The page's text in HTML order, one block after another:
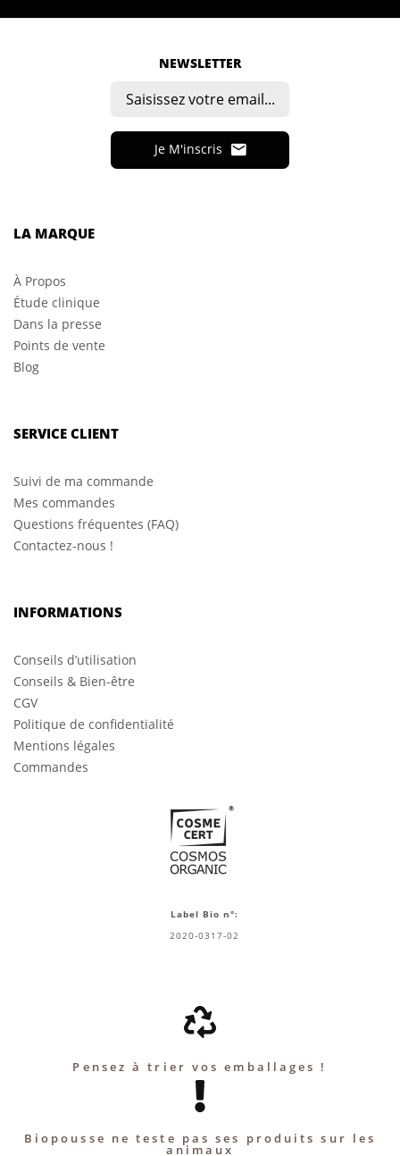
NEWSLETTER
Je M'inscris
LA MARQUE
À Propos
Étude clinique
Dans la presse
Points de vente
Blog
SERVICE CLIENT
Suivi de ma commande
Mes commandes
Questions fréquentes (FAQ)
Contactez-nous !
INFORMATIONS
Conseils d’utilisation
Conseils & Bien-être
CGV
Politique de confidentialité
Mentions légales
Commandes
Label Bio n°:
2020-0317-02
Pensez à trier vos emballages !
Biopousse ne teste pas ses produits sur les
animaux